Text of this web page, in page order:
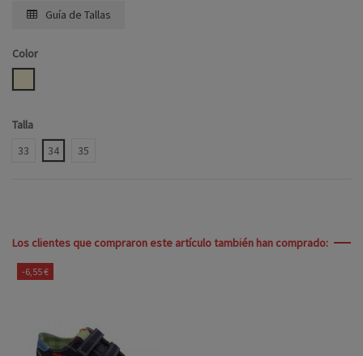
Guía de Tallas
Color
Talla
33
34 35
Los clientes que compraron este artículo también han comprado:
-6,55 €